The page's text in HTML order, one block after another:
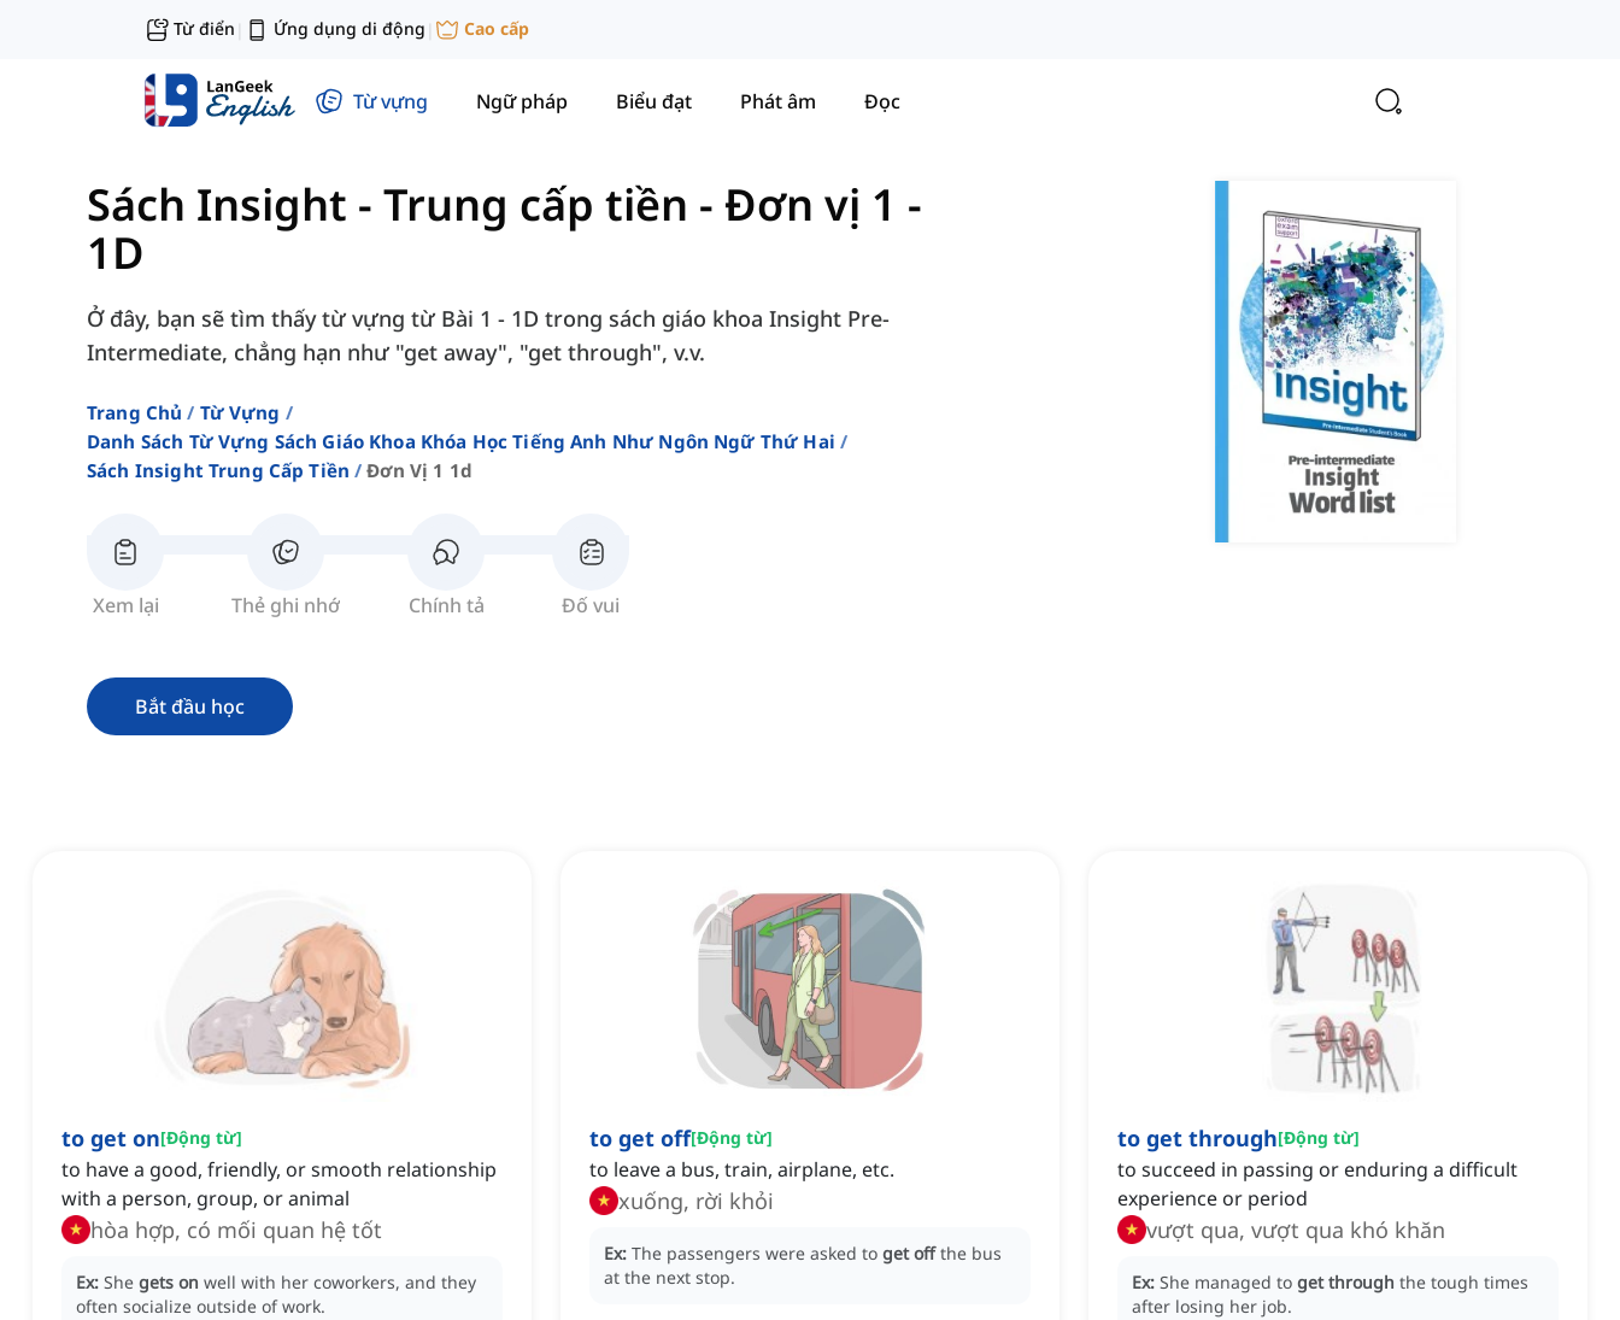
Từ điển | Ứng dụng di động | Cao cấp
Từ vựng Ngữ pháp Biểu đạt Phát âm Đọc
Sách Insight - Trung cấp tiền - Đơn vị 1 -
1D
Ở đây, bạn sẽ tìm thấy từ vựng từ Bài 1 - 1D trong sách giáo khoa Insight Pre-
Intermediate, chẳng hạn như "get away", "get through", v.v.
Trang Chủ
Từ Vựng
Danh Sách Từ Vựng Sách Giáo Khoa Khóa Học Tiếng Anh Như Ngôn Ngữ Thứ Hai
Sách Insight Trung Cấp Tiền
Đơn Vị 1 1d
Xem lại Thẻ ghi nhớ Chính tả Đố vui
Bắt đầu học
to get on[Động từ]
to have a good, friendly, or smooth relationship
with a person, group, or animal
hòa hợp, có mối quan hệ tốt
Ex: She gets on well with her coworkers, and they
often socialize outside of work.
to get off[Động từ]
to leave a bus, train, airplane, etc.
xuống, rời khỏi
Ex: The passengers were asked to get off the bus
at the next stop.
to get through[Động từ]
to succeed in passing or enduring a difficult
experience or period
vượt qua, vượt qua khó khăn
Ex: She managed to get through the tough times
after losing her job.